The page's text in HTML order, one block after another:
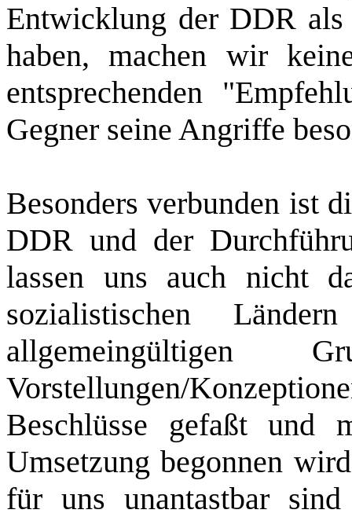
Entwicklung der DDR
haben, machen wir
entsprechenden
Gegner seine Angriffe
Besonders verbunden ist
DDR und der
lassen uns auch nicht
sozialistischen
allgemeingültigen
Vorstellungen/
Beschlüsse gefaßt und
Umsetzung begonnen
für uns unantastbar